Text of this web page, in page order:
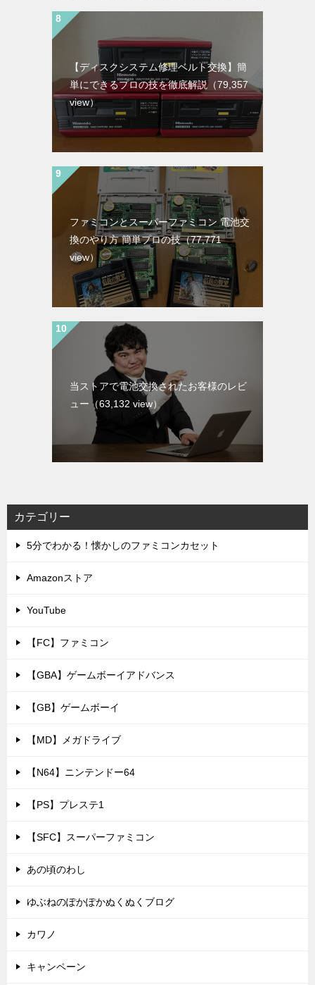
【ディスクシステム修理ベルト交換】簡
単にできるプロの技を徹底解説（79,357
view）
ファミコンとスーパーファミコン 電池交
換のやり方 簡単プロの技（77,771
view）
当ストアで電池交換されたお客様のレビ
ュー （63,132 view）
カテゴリー
5分でわかる！懐かしのファミコンカセット
Amazonストア
YouTube
【FC】ファミコン
【GBA】ゲームボーイアドバンス
【GB】ゲームボーイ
【MD】メガドライブ
【N64】ニンテンドー64
【PS】プレステ1
【SFC】スーパーファミコン
あの頃のわし
ゆぶねのぽかぽかぬくぬくブログ
カワノ
キャンペーン